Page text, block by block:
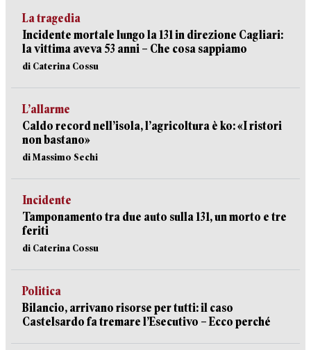
La tragedia
Incidente mortale lungo la 131 in direzione Cagliari:
la vittima aveva 53 anni – Che cosa sappiamo
di Caterina Cossu
L’allarme
Caldo record nell’isola, l’agricoltura è ko: «I ristori
non bastano»
di Massimo Sechi
Incidente
Tamponamento tra due auto sulla 131, un morto e tre
feriti
di Caterina Cossu
Politica
Bilancio, arrivano risorse per tutti: il caso
Castelsardo fa tremare l’Esecutivo – Ecco perché